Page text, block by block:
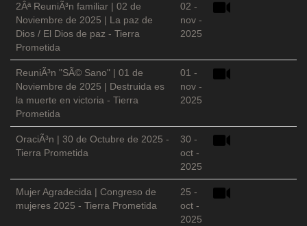
2Âª ReuniÃ³n familiar | 02 de
Noviembre de 2025 | La paz de
Dios / El Dios de paz - Tierra
Prometida
02 -
nov -
2025
ReuniÃ³n "SÃ© Sano" | 01 de
Noviembre de 2025 | Destruida es
la muerte en victoria - Tierra
Prometida
01 -
nov -
2025
OraciÃ³n | 30 de Octubre de 2025 -
Tierra Prometida
30 -
oct -
2025
Mujer Agradecida | Congreso de
mujeres 2025 - Tierra Prometida
25 -
oct -
2025